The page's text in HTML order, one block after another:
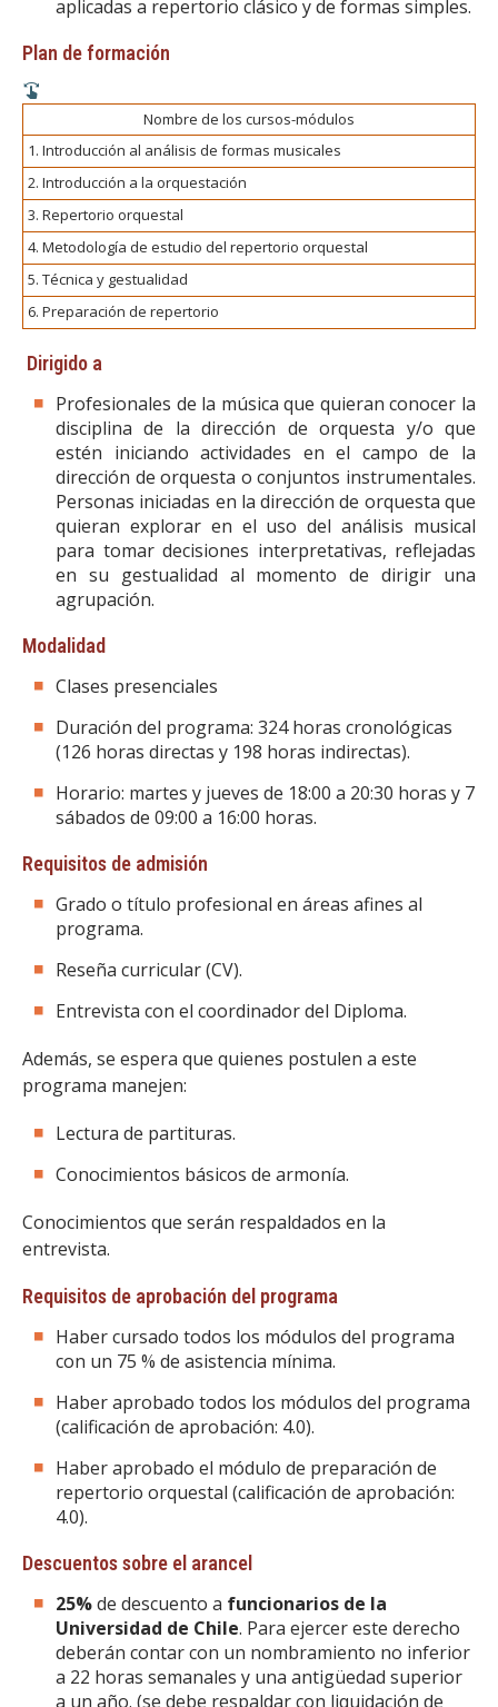
aplicadas a repertorio clásico y de formas simples.
Plan de formación
Nombre de los cursos-módulos
1. Introducción al análisis de formas musicales
2. Introducción a la orquestación
3. Repertorio orquestal
4. Metodología de estudio del repertorio orquestal
5. Técnica y gestualidad
6. Preparación de repertorio
Dirigido a
Profesionales de la música que quieran conocer la
disciplina de la dirección de orquesta y/o que
estén iniciando actividades en el campo de la
dirección de orquesta o conjuntos instrumentales.
Personas iniciadas en la dirección de orquesta que
quieran explorar en el uso del análisis musical
para tomar decisiones interpretativas, reflejadas
en su gestualidad al momento de dirigir una
agrupación.
Modalidad
Clases presenciales
Duración del programa: 324 horas cronológicas
(126 horas directas y 198 horas indirectas).
Horario: martes y jueves de 18:00 a 20:30 horas y 7
sábados de 09:00 a 16:00 horas.
Requisitos de admisión
Grado o título profesional en áreas afines al
programa.
Reseña curricular (CV).
Entrevista con el coordinador del Diploma.
Además, se espera que quienes postulen a este
programa manejen:
Lectura de partituras.
Conocimientos básicos de armonía.
Conocimientos que serán respaldados en la
entrevista.
Requisitos de aprobación del programa
Haber cursado todos los módulos del programa
con un 75 % de asistencia mínima.
Haber aprobado todos los módulos del programa
(calificación de aprobación: 4.0).
Haber aprobado el módulo de preparación de
repertorio orquestal (calificación de aprobación:
4.0).
Descuentos sobre el arancel
25%de descuento a funcionarios de la
Universidad de Chile. Para ejercer este derecho
deberán contar con un nombramiento no inferior
a 22 horas semanales y una antigüedad superior
a un año. (se debe respaldar con liquidación de